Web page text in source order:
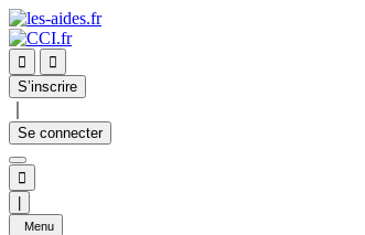


S’inscrire
Se connecter

Menu